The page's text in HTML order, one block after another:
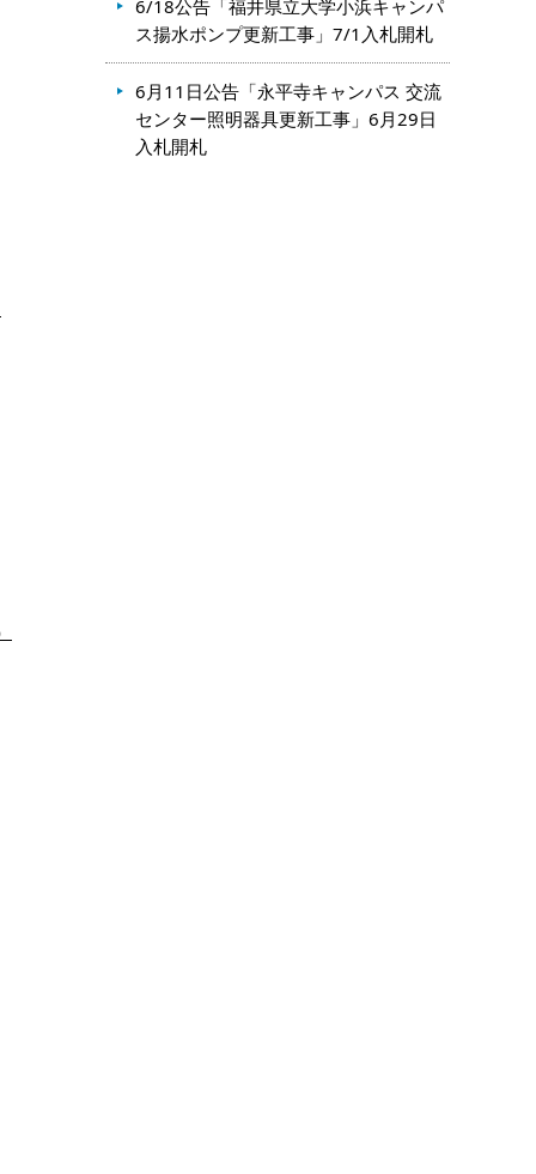
6/18公告「福井県立大学小浜キャンパ
ス揚水ポンプ更新工事」7/1入札開札
6月11日公告「永平寺キャンパス 交流
センター照明器具更新工事」6月29日
入札開札